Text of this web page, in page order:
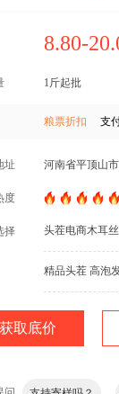
8.80-
1斤起批
粮票折扣 支
址 河南省平顶山
度
择 头茬电商木耳丝
精品头茬 高泡
获取底价
产地在哪？